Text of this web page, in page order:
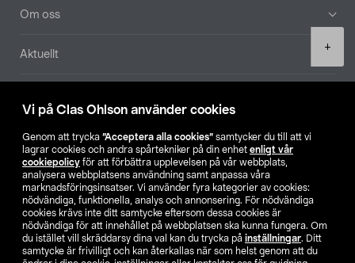
Vi på Clas Ohlson använder cookies
Genom att trycka ”Acceptera alla cookies” samtycker du till att vi
lagrar cookies och andra spårtekniker på din enhet enligt vår
cookiepolicy för att förbättra upplevelsen på vår webbplats,
analysera webbplatsens användning samt anpassa våra
marknadsföringsinsatser. Vi använder fyra kategorier av cookies:
nödvändiga, funktionella, analys och annonsering. För nödvändiga
cookies krävs inte ditt samtycke eftersom dessa cookies är
nödvändiga för att innehållet på webbplatsen ska kunna fungera. Om
du istället vill skräddarsy dina val kan du trycka på inställningar. Ditt
samtycke är frivilligt och kan återkallas när som helst genom att du
+
Om oss
Aktuellt
Hitta butik
SE NO FI